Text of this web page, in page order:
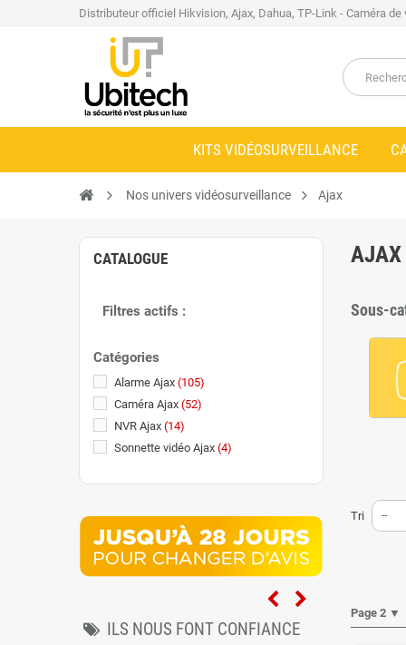
Distributeur officiel Hikvision, Ajax, Dahua, TP-Link - Caméra
KITS VIDÉOSURVEILLANCE
Nos univers vidéosurveillance Ajax
AJAX
Sous-
Tri --
Page 2 ▼
CATALOGUE
Filtres actifs :
Catégories
Alarme Ajax (105)
Caméra Ajax (52)
NVR Ajax (14)
Sonnette vidéo Ajax (4)
ILS NOUS FONT CONFIANCE